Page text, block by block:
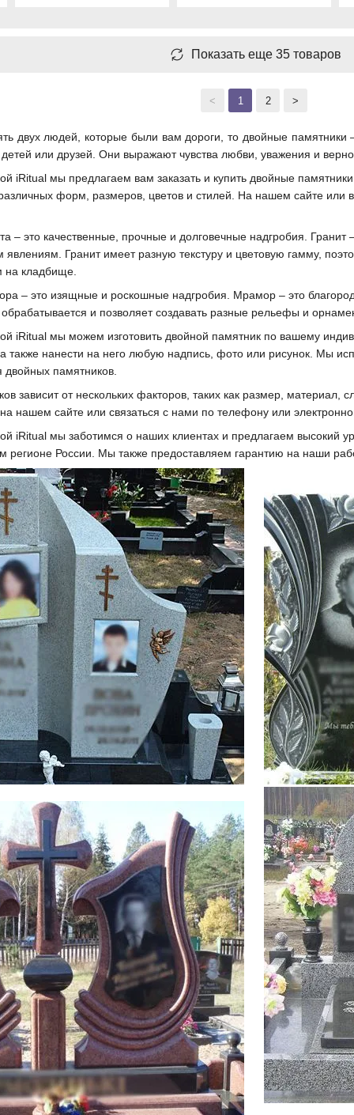
Показать еще 35 товаров
< 1 2 >
двух людей, которые были вам дороги, то двойные
детей или друзей. Они выражают чувства любви, уважения и
iRitual мы предлагаем вам заказать и купить двойные
форм, размеров, цветов и стилей. На нашем сайте или
– это качественные, прочные и долговечные надгробия. Гранит
Гранит имеет разную текстуру и цветовую гамму,
на кладбище.
– это изящные и роскошные надгробия. Мрамор – это
и позволяет создавать разные рельефы и
iRitual мы можем изготовить двойной памятник по вашему
также нанести на него любую надпись, фото или рисунок. Мы
памятников.
зависит от нескольких факторов, таких как размер,
нашем сайте или связаться с нами по телефону или
iRitual мы заботимся о наших клиентах и предлагаем высокий
регионе России. Мы также предоставляем гарантию на наши